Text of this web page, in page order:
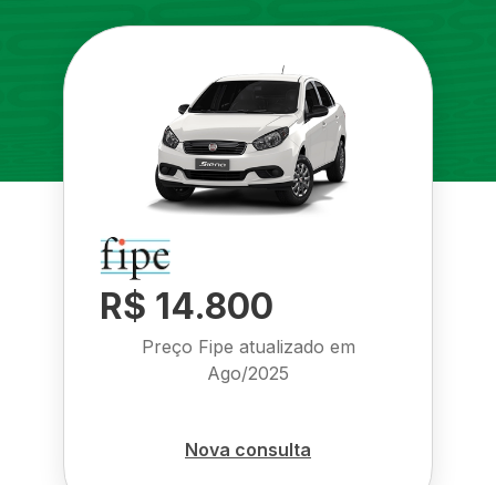
R$ 14.800
Preço Fipe atualizado em
Ago/2025
Nova consulta